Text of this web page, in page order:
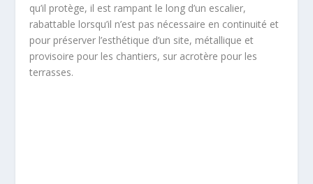
qu’il protège, il est rampant le long d’un escalier,
rabattable lorsqu’il n’est pas nécessaire en continuité et
pour préserver l’esthétique d’un site, métallique et
provisoire pour les chantiers, sur acrotère pour les
terrasses.